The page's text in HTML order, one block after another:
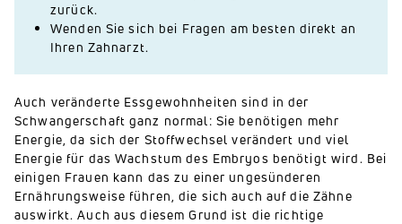
zurück.
Wenden Sie sich bei Fragen am besten direkt an
Ihren Zahnarzt.
Auch veränderte Essgewohnheiten sind in der
Schwangerschaft ganz normal: Sie benötigen mehr
Energie, da sich der Stoffwechsel verändert und viel
Energie für das Wachstum des Embryos benötigt wird. Bei
einigen Frauen kann das zu einer ungesünderen
Ernährungsweise führen, die sich auch auf die Zähne
auswirkt. Auch aus diesem Grund ist die richtige